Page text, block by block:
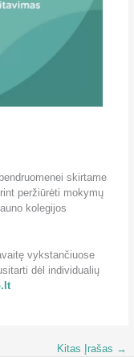
skirtame
peržiūrėti mokymų
kolegijos
vykstančiuose
dėl individualių
Kitas Įrašas →